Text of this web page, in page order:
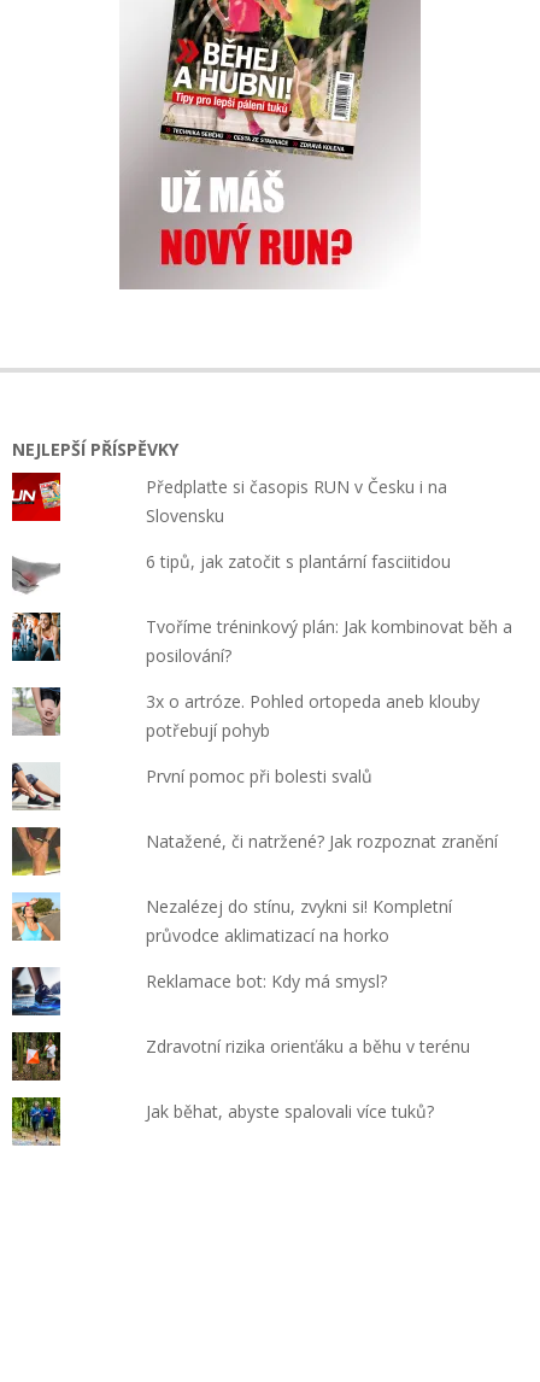
NEJLEPŠÍ PŘÍSPĚVKY
Předplaťte si časopis RUN v Česku i na
Slovensku
6 tipů, jak zatočit s plantární fasciitidou
Tvoříme tréninkový plán: Jak kombinovat běh a
posilování?
3x o artróze. Pohled ortopeda aneb klouby
potřebují pohyb
První pomoc při bolesti svalů
Natažené, či natržené? Jak rozpoznat zranění
Nezalézej do stínu, zvykni si! Kompletní
průvodce aklimatizací na horko
Reklamace bot: Kdy má smysl?
Zdravotní rizika orienťáku a běhu v terénu
Jak běhat, abyste spalovali více tuků?